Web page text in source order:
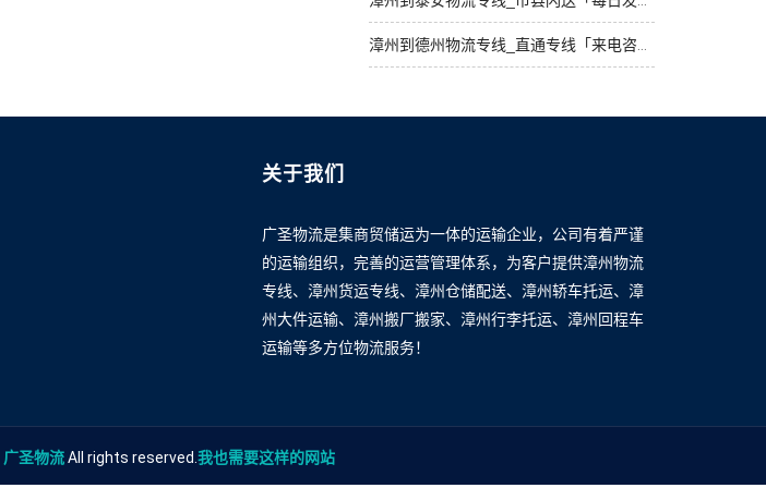
漳州到德州物流专线_直通专线「来电咨询」
关于我们
广圣物流是集商贸储运为一体的运输企业，公司有着严谨
的运输组织，完善的运营管理体系，为客户提供漳州物流
专线、漳州货运专线、漳州仓储配送、漳州轿车托运、漳
州大件运输、漳州搬厂搬家、漳州行李托运、漳州回程车
运输等多方位物流服务！
广圣物流All rights reserved.我也需要这样的网站